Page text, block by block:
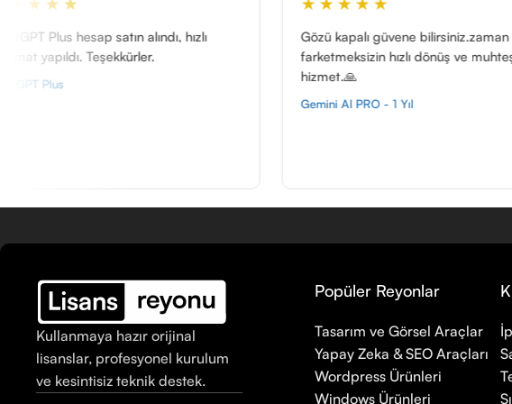
hızlı
Gözü kapalı güvene bilirsiniz.zaman
farketmeksizin hızlı dönüş ve muhteşem
2 adet
ikisi de
Windows
Kullanmaya hazır orijinal
lisanslar, profesyonel kurulum
ve kesintisiz teknik destek.
Popüler Reyonlar
Tasarım ve Görsel Araçlar
Yapay Zeka & SEO Araçları
Wordpress Ürünleri
Windows Ürünleri